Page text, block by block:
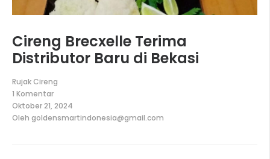
Cireng Brecxelle Terima
Distributor Baru di Bekasi
Rujak Cireng
1 Komentar
pada
Cireng
Brecxelle
Oktober 21, 2024
Oleh goldensmartindonesia@gmail.com